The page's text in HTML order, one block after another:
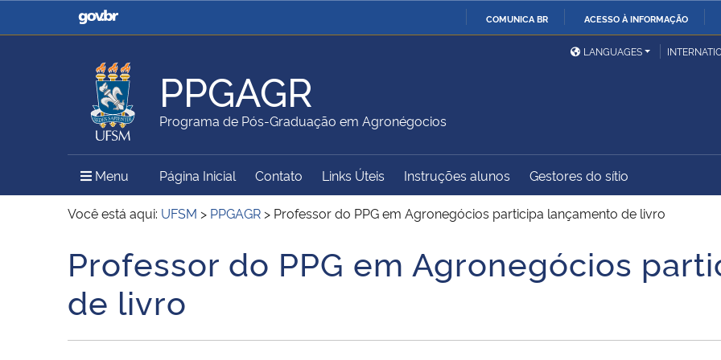
COMUNICA BR ACESSO À INFORMAÇÃO
Casa Civil
Ministério da Justiça e
Ministério da Defesa
Ministério das Relações
Exteriores
Ministério da Agricultura,
Pecuária e Abastecimento
Ministério da Educação
Ministério do Meio Ambiente Ministério do Turismo
Ministério do
Desenvolvimento Regional
Controladoria-Geral da
União
Secretaria de Governo
Gabinete de Segurança
Advocacia-Geral da União Banco Central do Brasil
LANGUAGES
PPGAGR
Programa de Pós-Graduação em Agronégocios
Menu Menu Principal do Sítio
Página Inicial Contato Links Úteis Instruções alunos Gestores do sítio
Você está aqui: UFSM > PPGAGR > Professor do PPG em Agronegócios participa lançamento de livro
Início do conteúdo
Professor do PPG em Agronegócios
de livro